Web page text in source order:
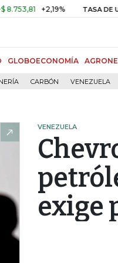
+2,19% TASA DE USURA
GLOBOECONOMÍA
CARBÓN VENEZUELA
VENEZUELA
exige